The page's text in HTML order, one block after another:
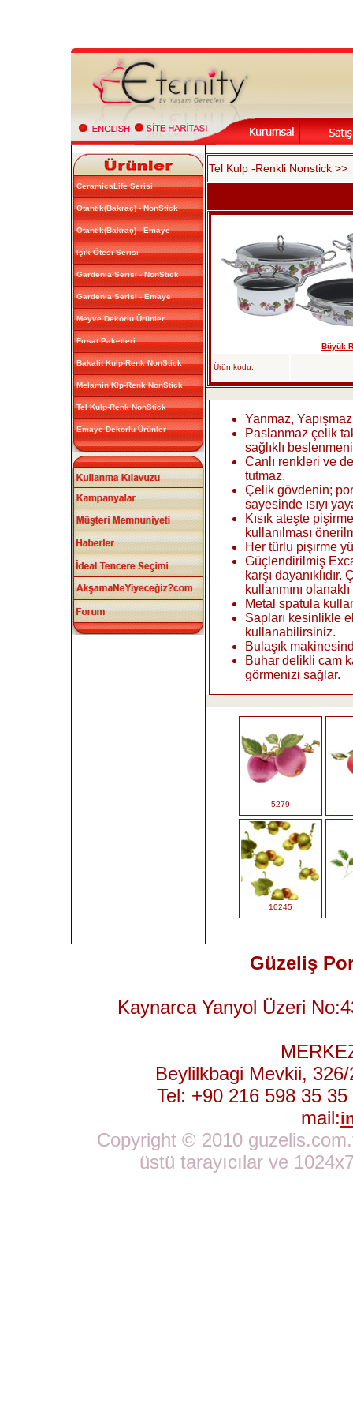
CeramicaLife Serisi
Otantik(Bakraç) - NonStick
Otantik(Bakraç) - Emaye
Işık Ötesi Serisi
Gardenia Serisi - NonStick
Gardenia Serisi - Emaye
Meyve Dekorlu Ürünler
Fırsat Paketleri
Bakalit Kulp-Renk NonStick
Melamin Klp-Renk NonStick
Tel Kulp-Renk NonStick
Emaye Dekorlu Ürünler
Tel Kulp -Renkli Nonstick >>
Büyük
Ürün kodu:
Yanmaz,
Paslanmaz çelik
sağlıklı
Canlı renkleri ve
tutmaz.
Çelik gövdenin;
sayesinde ısıyı
Kısık ateşte
kullanılması
Her türlu pişirme
Güçlendirilmiş
karşı
kullanmını
Metal spatula
Sapları kesinlikle
kullanabilirsiniz.
Bulaşık
Buhar delikli cam
görmenizi sağlar.
5279
10245
Güzeliş
Kaynarca Yanyol Üzeri
Beylilkbagi Mevkii,
Tel: +90 216 598 35
mail:
Copyright © 2010
üstü tarayıcılar ve